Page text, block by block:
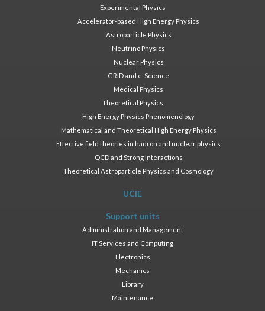
Experimental Physics
Accelerator-based High Energy Physics
Astroparticle Physics
Neutrino Physics
Nuclear Physics
GRID and e-Science
Medical Physics
Theoretical Physics
High Energy Physics Phenomenology
Mathematical and Theoretical High Energy Physics
Effective field theories in hadron and nuclear physics
QCD and Strong Interactions
Theoretical Astroparticle Physics and Cosmology
UCIE
Support units
Administration and Management
IT Services and Computing
Electronics
Mechanics
Library
Maintenance